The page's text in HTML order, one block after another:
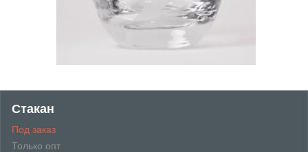
Стакан
Под заказ
Только опт